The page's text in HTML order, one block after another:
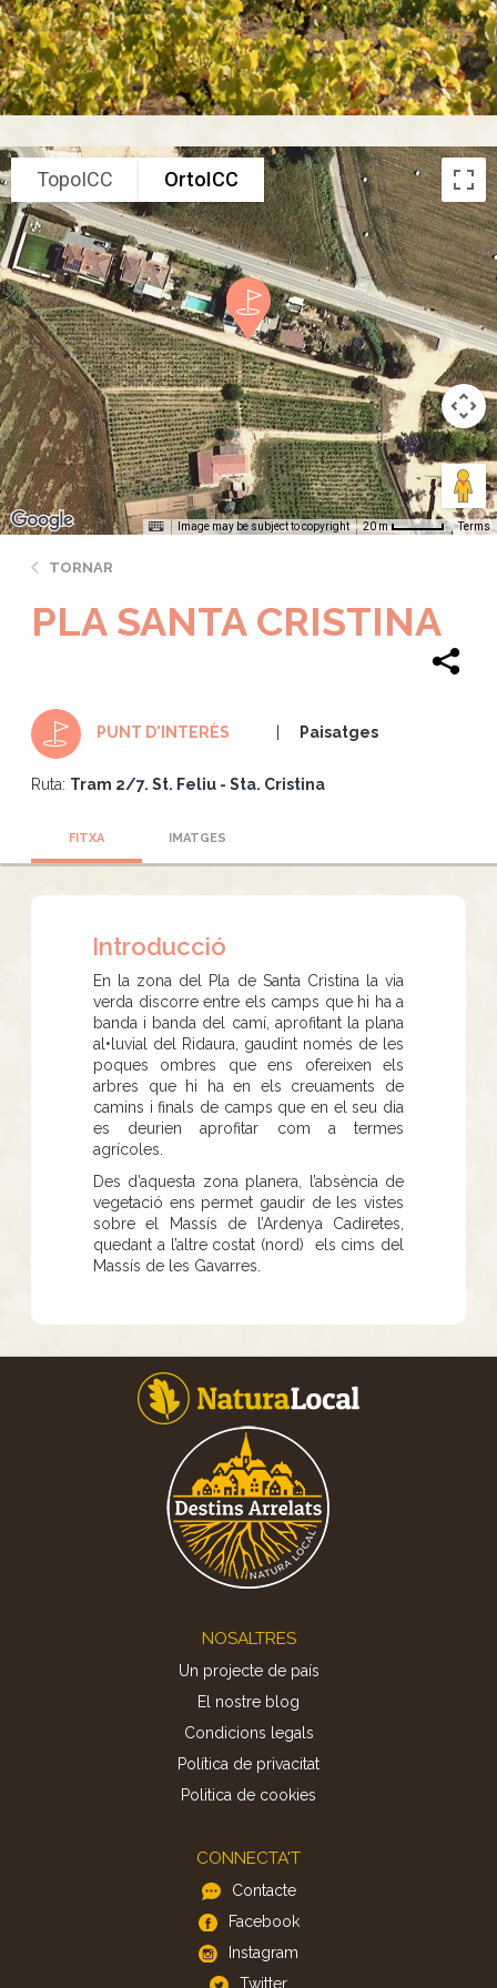
TopoICC OrtoICC
Image may be subject to copyright 20 m Terms
TORNAR
PLA SANTA CRISTINA
PUNT D'INTERÈS Paisatges
Ruta: Tram 2/7. St. Feliu - Sta. Cristina
FITXA IMATGES
Introducció
En la zona del Pla de Santa Cristina la via
verda discorre entre els camps que hi ha a
banda i banda del camí, aprofitant la plana
al•luvial del Ridaura, gaudint només de les
poques ombres que ens ofereixen els
arbres que hi ha en els creuaments de
camins i finals de camps que en el seu dia
es deurien aprofitar com a termes
agrícoles.
Des d’aquesta zona planera, l’absència de
vegetació ens permet gaudir de les vistes
sobre el Massís de l’Ardenya Cadiretes,
quedant a l’altre costat (nord) els cims del
Massís de les Gavarres.
NOSALTRES
Un projecte de país
El nostre blog
Condicions legals
Política de privacitat
Politica de cookies
CONNECTA'T
Contacte
Facebook
Instagram
Twitter